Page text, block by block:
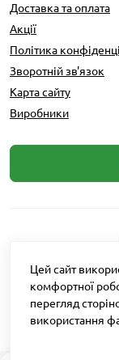
Доставка та оплата
Акції
Політика
Зворотній зв'язок
Карта сайту
Виробники
Цей сайт
комфортної
перегляд
використання